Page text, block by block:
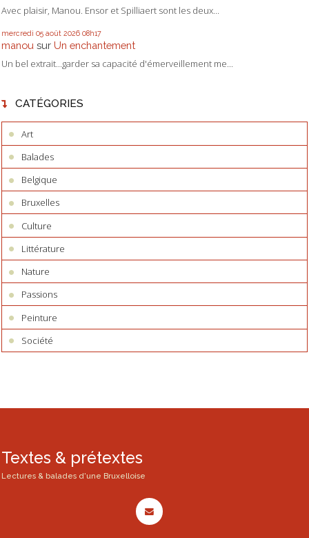
Avec plaisir, Manou. Ensor et Spilliaert sont les deux...
mercredi 05 août 2026 08h17
manou sur Un enchantement
Un bel extrait...garder sa capacité d'émerveillement me...
CATÉGORIES
Art
Balades
Belgique
Bruxelles
Culture
Littérature
Nature
Passions
Peinture
Société
Textes & prétextes
Lectures & balades d'une Bruxelloise